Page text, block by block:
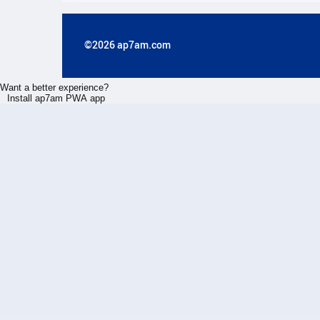
©2026 ap7am.com
Want a better experience?
Install ap7am PWA app